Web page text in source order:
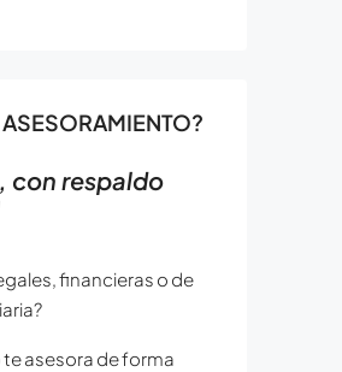
con respaldo
financieras o de
asesora de forma